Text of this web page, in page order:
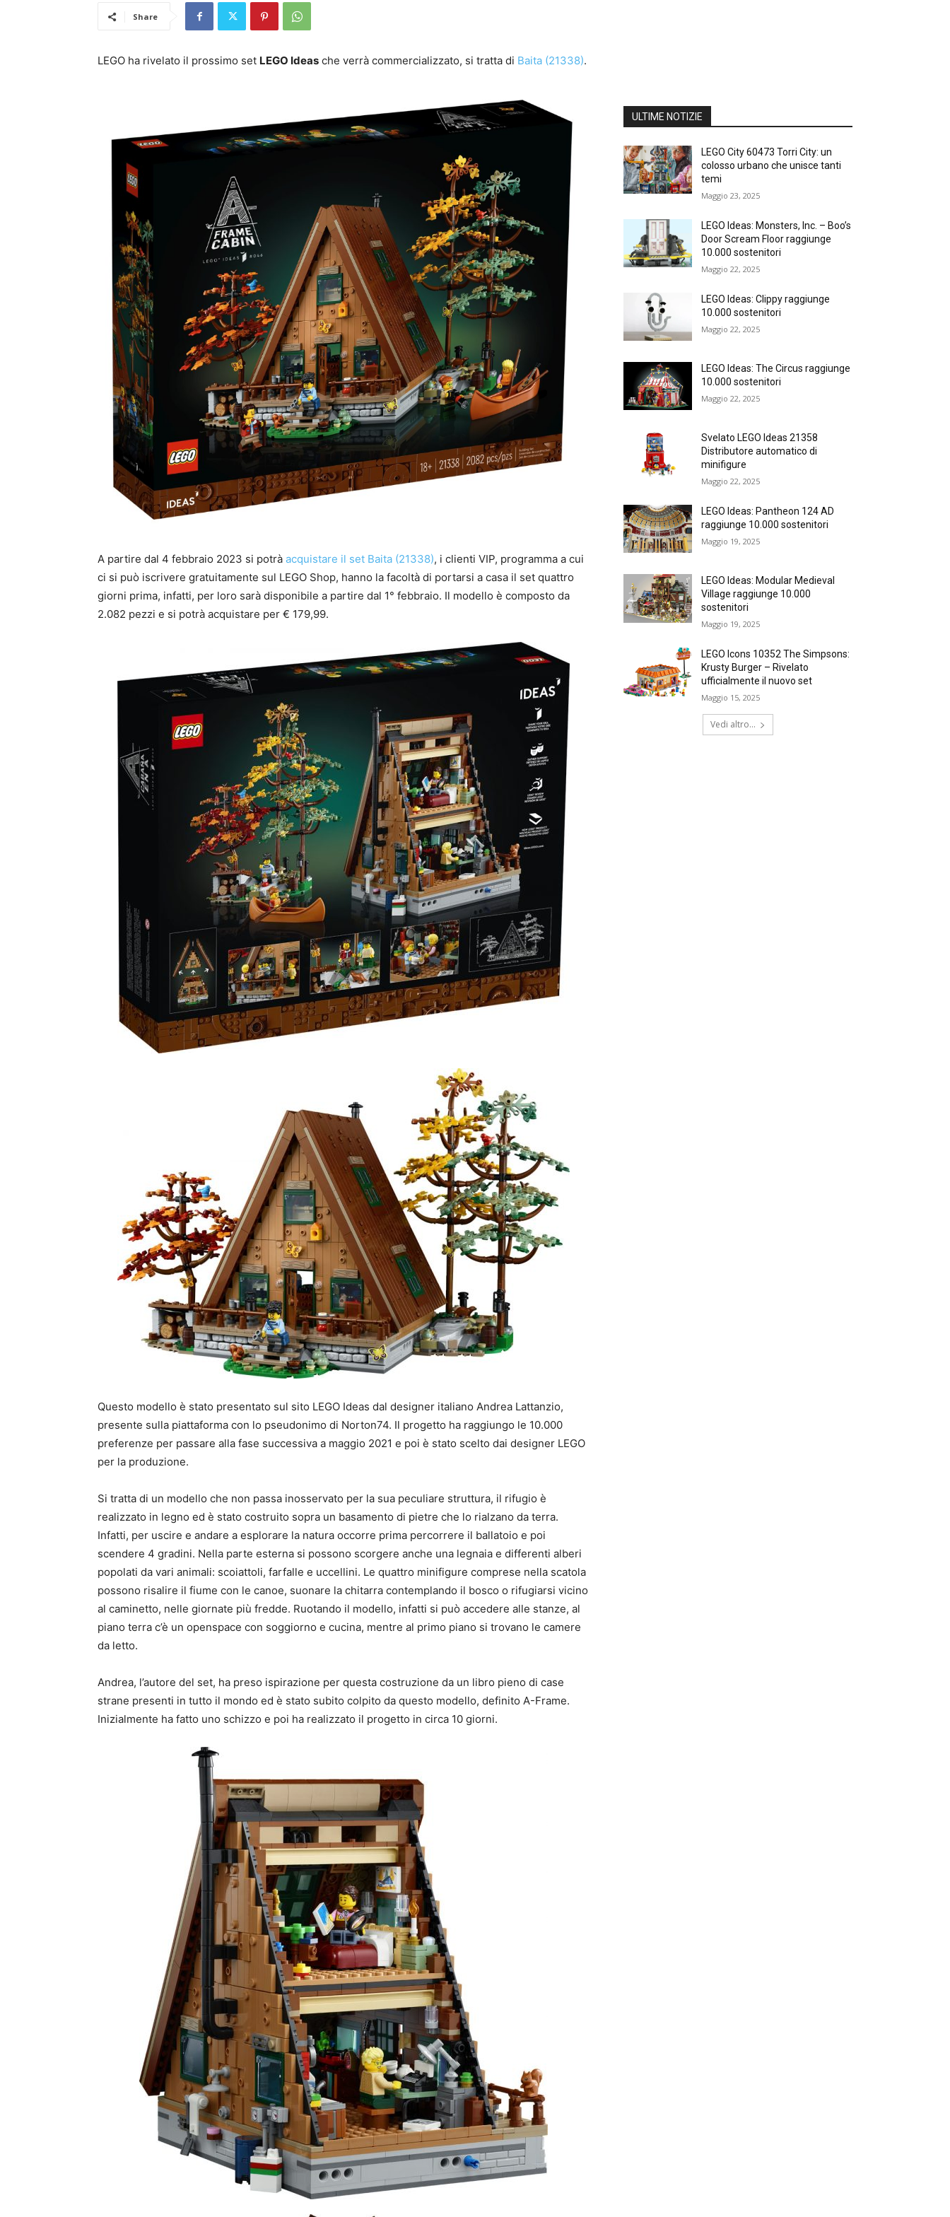
Share
LEGO ha rivelato il prossimo set LEGO Ideas che verrà commercializzato, si tratta di Baita (21338).
A partire dal 4 febbraio 2023 si potrà acquistare il set Baita (21338), i clienti VIP, programma a cui
ci si può iscrivere gratuitamente sul LEGO Shop, hanno la facoltà di portarsi a casa il set quattro
giorni prima, infatti, per loro sarà disponibile a partire dal 1° febbraio. Il modello è composto da
2.082 pezzi e si potrà acquistare per € 179,99.
Questo modello è stato presentato sul sito LEGO Ideas dal designer italiano Andrea Lattanzio,
presente sulla piattaforma con lo pseudonimo di Norton74. Il progetto ha raggiungo le 10.000
preferenze per passare alla fase successiva a maggio 2021 e poi è stato scelto dai designer LEGO
per la produzione.
Si tratta di un modello che non passa inosservato per la sua peculiare struttura, il rifugio è
realizzato in legno ed è stato costruito sopra un basamento di pietre che lo rialzano da terra.
Infatti, per uscire e andare a esplorare la natura occorre prima percorrere il ballatoio e poi
scendere 4 gradini. Nella parte esterna si possono scorgere anche una legnaia e differenti alberi
popolati da vari animali: scoiattoli, farfalle e uccellini. Le quattro minifigure comprese nella scatola
possono risalire il fiume con le canoe, suonare la chitarra contemplando il bosco o rifugiarsi vicino
al caminetto, nelle giornate più fredde. Ruotando il modello, infatti si può accedere alle stanze, al
piano terra c’è un openspace con soggiorno e cucina, mentre al primo piano si trovano le camere
da letto.
Andrea, l’autore del set, ha preso ispirazione per questa costruzione da un libro pieno di case
strane presenti in tutto il mondo ed è stato subito colpito da questo modello, definito A-Frame.
Inizialmente ha fatto uno schizzo e poi ha realizzato il progetto in circa 10 giorni.
ULTIME NOTIZIE
LEGO City 60473 Torri City: un
colosso urbano che unisce tanti
temi
Maggio 23, 2025
LEGO Ideas: Monsters, Inc. – Boo’s
Door Scream Floor raggiunge
10.000 sostenitori
Maggio 22, 2025
LEGO Ideas: Clippy raggiunge
10.000 sostenitori
Maggio 22, 2025
LEGO Ideas: The Circus raggiunge
10.000 sostenitori
Maggio 22, 2025
Svelato LEGO Ideas 21358
Distributore automatico di
minifigure
Maggio 22, 2025
LEGO Ideas: Pantheon 124 AD
raggiunge 10.000 sostenitori
Maggio 19, 2025
LEGO Ideas: Modular Medieval
Village raggiunge 10.000
sostenitori
Maggio 19, 2025
LEGO Icons 10352 The Simpsons:
Krusty Burger – Rivelato
ufficialmente il nuovo set
Maggio 15, 2025
Vedi altro...